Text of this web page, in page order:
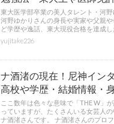
東大医学部卒業の美人タレント・河
河野ゆかりさんの身長や実家や父親
ど学歴や逸話、東大現役合格を達成し
yujitake226
ナ酒渚の現在！尼神イン
高校や学歴・結婚情報・
ここ数年は色々な意味で「THE W」
っていますが、たくさんいる女芸人
ナ酒渚さんです。 ナ酒渚さんのプロ